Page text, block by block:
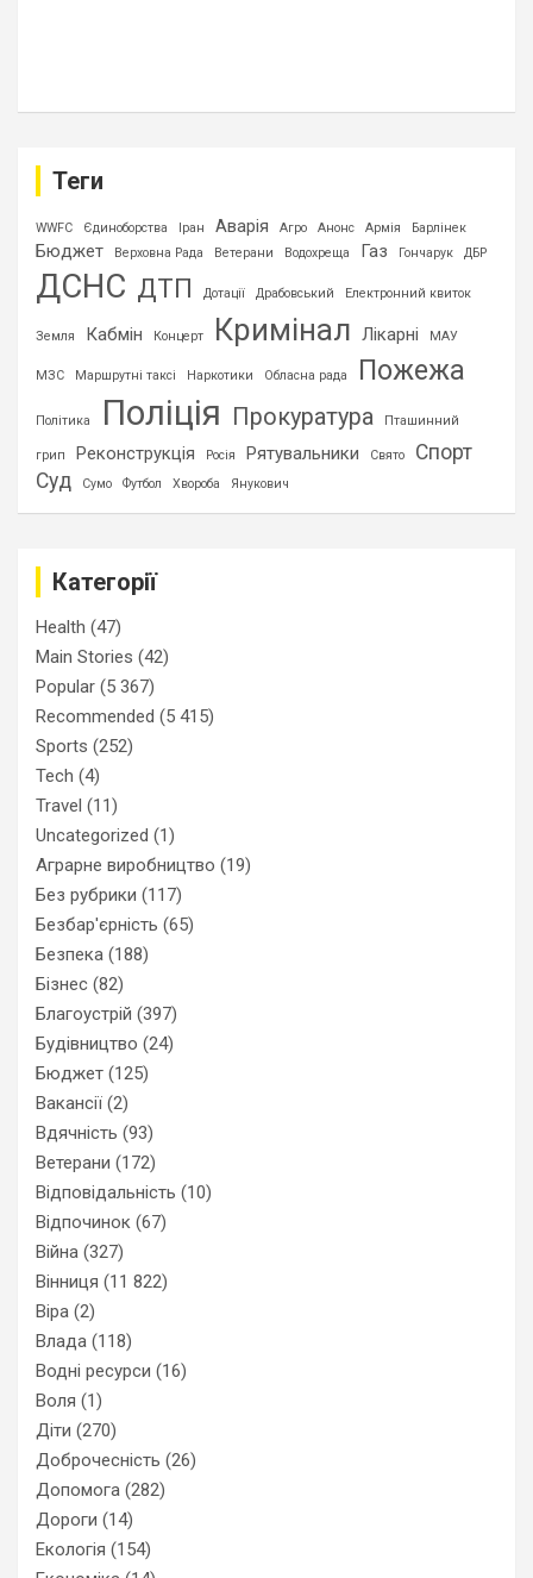
Теги
WWFC Єдиноборства Іран Аварія Агро Анонс Армія Барлінек
Бюджет Верховна Рада Ветерани Водохреща Газ Гончарук ДБР
ДСНС ДТП Дотації Драбовський Електронний квиток
Земля Кабмін Концерт Кримінал Лікарні МАУ
МЗС Маршрутні таксі Наркотики Обласна рада Пожежа
Політика Поліція Прокуратура Пташинний
грип Реконструкція Росія Рятувальники Свято
Спорт
Суд
Сумо Футбол Хвороба Янукович
Категорії
Health (47)
Main Stories (42)
Popular (5 367)
Recommended (5 415)
Sports (252)
Tech (4)
Travel (11)
Uncategorized (1)
Аграрне виробництво (19)
Без рубрики (117)
Безбар'єрність (65)
Безпека (188)
Бізнес (82)
Благоустрій (397)
Будівництво (24)
Бюджет (125)
Вакансії (2)
Вдячність (93)
Ветерани (172)
Відповідальність (10)
Відпочинок (67)
Війна (327)
Вінниця (11 822)
Віра (2)
Влада (118)
Водні ресурси (16)
Воля (1)
Діти (270)
Доброчесність (26)
Допомога (282)
Дороги (14)
Екологія (154)